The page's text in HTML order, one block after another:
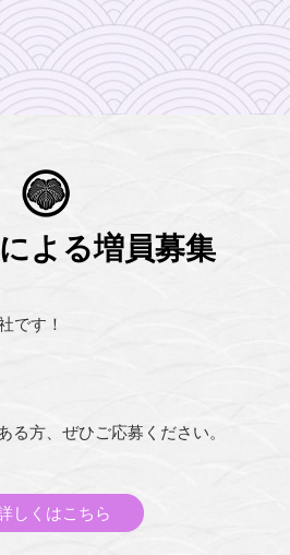
よる増員募集
です！
方、ぜひご応募ください。
しくはこちら